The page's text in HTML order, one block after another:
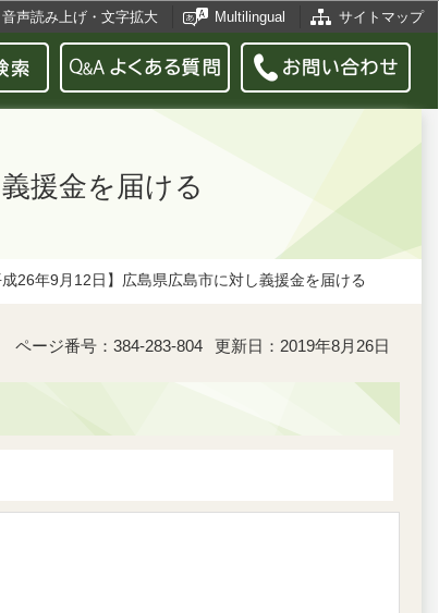
音声読み上げ・文字拡大 Multilingual サイトマップ
援金を届ける
成26年9月12日】広島県広島市に対し義援金を届ける
ページ番号：384-283-804 更新日：2019年8月26日